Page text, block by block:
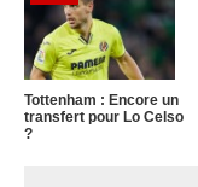
Tottenham : Encore un
transfert pour Lo Celso
?